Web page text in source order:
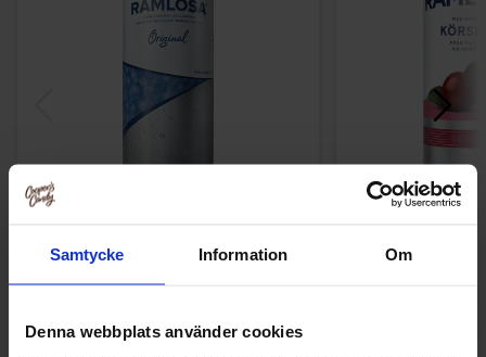
Samtycke Information Om
Denna webbplats använder cookies
10.31 kr
Ramlösa